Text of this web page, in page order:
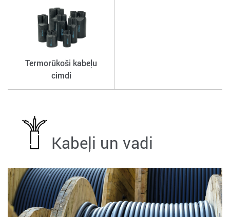
Termorūkoši kabeļu
cimdi
Kabeļi un vadi